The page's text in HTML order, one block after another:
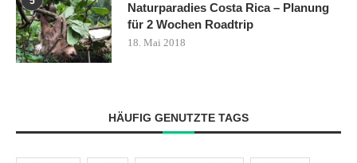
Naturparadies Costa Rica – Planung
für 2 Wochen Roadtrip
18. Mai 2018
HÄUFIG GENUTZTE TAGS